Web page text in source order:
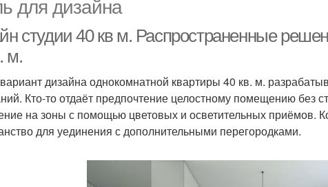
для дизайна
студии 40 кв м. Распространенные
м.
дизайна однокомнатной квартиры 40 кв. м.
Кто-то отдаёт предпочтение целостному помещению без
на зоны с помощью цветовых и осветительных приёмов.
для уединения с дополнительными перегородками.